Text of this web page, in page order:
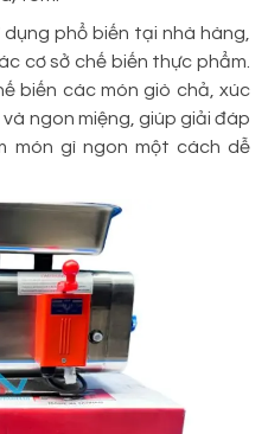
phổ biến tại nhà hàng,
cơ sở chế biến thực phẩm.
biến các món giò chả, xúc
ngon miệng, giúp giải đáp
món gì ngon một cách dễ